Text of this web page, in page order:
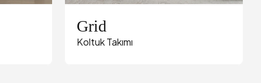
Grid
Koltuk Takımı